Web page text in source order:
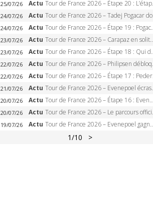
25/07/26 Actu Tour de France 2026 – Étape 20 : L’étape reine, Galibier, Sarenne, Alpe d’Huez, qui succédera à Pogacar ?
24/07/26 Actu Tour de France 2026 – Tadej Pogacar dompte l’Alpe d’Huez, 5e victoire, record de Pantani pulvérisé
24/07/26 Actu Tour de France 2026 – Étape 19 : Pogacar peut-il enfin dompter l’Alpe d’Huez ?
23/07/26 Actu Tour de France 2026 – Carapaz en solitaire à Orcières-Merlette, Paret-Peintre à un point du maillot à pois
23/07/26 Actu Tour de France 2026 – Étape 18 : Qui domptera Orcières-Merlette, première marche vers l’Alpe d’Huez ?
22/07/26 Actu Tour de France 2026 – Philipsen débloque son compteur à Voiron, Pedersen en danger pour le maillot vert
22/07/26 Actu Tour de France 2026 – Étape 17 : Pedersen peut-il verrouiller le maillot vert à Voiron ?
21/07/26 Actu Tour de France 2026 – Evenepoel écrase le chrono d’Évian, Seixas 4e, Lipowitz abandonne
20/07/26 Actu Tour de France 2026 – Étape 16 : Evenepoel, Pogacar, Ganna… qui domptera le chrono d’Évian pour redessiner le podium ?
20/07/26 Actu Tour de France 2026 – Le parcours officiel complet : 21 étapes, profils, carte et dates
19/07/26 Actu Tour de France 2026 – Evenepoel gagne à Solaison, Vingegaard abandonne, Pogacar toujours en jaune
1/10 >